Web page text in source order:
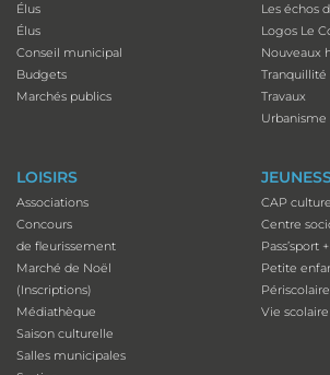
Élus
Élus
Conseil municipal
Budgets
Marchés publics
Les échos
Logos Le
Nouveaux
Travaux
Urbanisme
LOISIRS
Associations
Concours
de fleurissement
Marché de Noël
(Inscriptions)
Médiathèque
Saison culturelle
Salles municipales
CAP
Centre
Pass’sport +
Petite
Vie scolaire